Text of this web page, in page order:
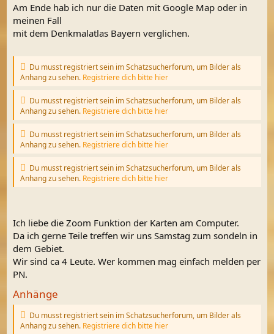
Am Ende hab ich nur die Daten mit Google Map oder in
meinen Fall
mit dem Denkmalatlas Bayern verglichen.
Du musst registriert sein im Schatzsucherforum, um Bilder als
Anhang zu sehen. Registriere dich bitte hier
Du musst registriert sein im Schatzsucherforum, um Bilder als
Anhang zu sehen. Registriere dich bitte hier
Du musst registriert sein im Schatzsucherforum, um Bilder als
Anhang zu sehen. Registriere dich bitte hier
Du musst registriert sein im Schatzsucherforum, um Bilder als
Anhang zu sehen. Registriere dich bitte hier
Ich liebe die Zoom Funktion der Karten am Computer.
Da ich gerne Teile treffen wir uns Samstag zum sondeln in
dem Gebiet.
Wir sind ca 4 Leute. Wer kommen mag einfach melden per
PN.
Anhänge
Du musst registriert sein im Schatzsucherforum, um Bilder als
Anhang zu sehen. Registriere dich bitte hier